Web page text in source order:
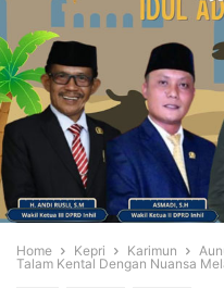
Home Kepri Karimun
Talam Kental Dengan Nuansa